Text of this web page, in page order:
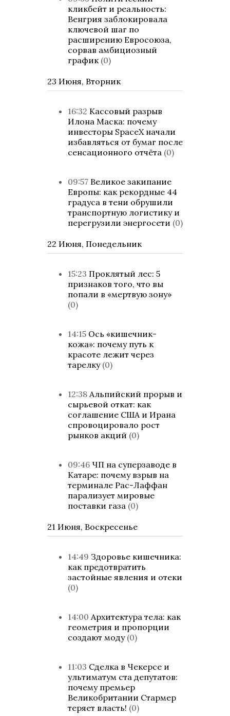
кликбейт и реальность:
Венгрия заблокировала
ключевой шаг по
расширению Евросоюза,
сорвав амбициозный
график (0)
23 Июня, Вторник
16:32 Кассовый разрыв
Илона Маска: почему
инвесторы SpaceX начали
избавляться от бумаг после
сенсационного отчёта (0)
09:57 Великое закипание
Европы: как рекордные 44
градуса в тени обрушили
транспортную логистику и
перегрузили энергосети (0)
22 Июня, Понедельник
15:23 Проклятый лес: 5
признаков того, что вы
попали в «мертвую зону»
(0)
14:15 Ось «кишечник-
кожа»: почему путь к
красоте лежит через
тарелку (0)
12:38 Альпийский прорыв и
сырьевой откат: как
соглашение США и Ирана
спровоцировало рост
рынков акций (0)
09:46 ЧП на суперзаводе в
Катаре: почему взрыв на
терминале Рас-Лаффан
парализует мировые
поставки газа (0)
21 Июня, Воскресенье
14:49 Здоровье кишечника:
как предотвратить
застойные явления и отеки
(0)
14:00 Архитектура тела: как
геометрия и пропорции
создают моду (0)
11:03 Сделка в Чекерсе и
ультиматум ста депутатов:
почему премьер
Великобритании Стармер
теряет власть! (0)